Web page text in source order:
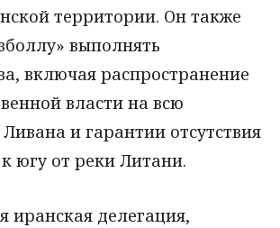
территории. Он также
выполнять
включая распространение
власти на всю
и гарантии отсутствия
югу от реки Литани.
иранская делегация,